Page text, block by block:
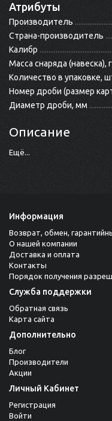
Атрибуты
Производитель
Страна-производитель
Калибр
Масса снаряда (навеска), г
Количество в упаковке,
Номер дроби (размер
Диаметр дроби, мм
Описание
Ещё...
Информация
Возврат, обмен,
О нашей компании
Доставка и оплата
Контакты
Порядок получения
Служба поддержки
Обратная связь
Карта сайта
Дополнительно
Блог
Производители
Акции
Личный Кабинет
Регистрация
Войти